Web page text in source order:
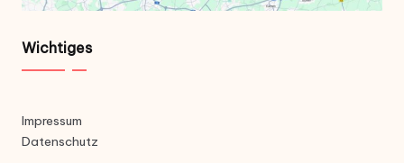
Wichtiges
Impressum
Datenschutz